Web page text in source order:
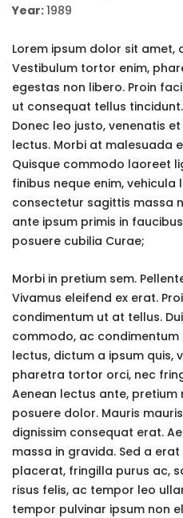
Year:1989
Lorem ipsum dolor sit
Vestibulum tortor enim,
egestas non libero. Proin
ut consequat tellus
Donec leo justo, venenatis
lectus. Morbi at malesuada
Quisque commodo laoreet
finibus neque enim,
consectetur sagittis massa
ante ipsum primis in
posuere cubilia Curae;
Morbi in pretium sem.
Vivamus eleifend ex erat.
condimentum ut at tellus.
commodo, ac condimentum
lectus, dictum a ipsum quis,
pharetra tortor orci, nec
Aenean lectus ante, pretium
posuere dolor. Mauris
dignissim consequat erat.
massa in gravida. Sed a
placerat, fringilla purus ac,
risus felis, ac tempor leo
tempor pulvinar ipsum non